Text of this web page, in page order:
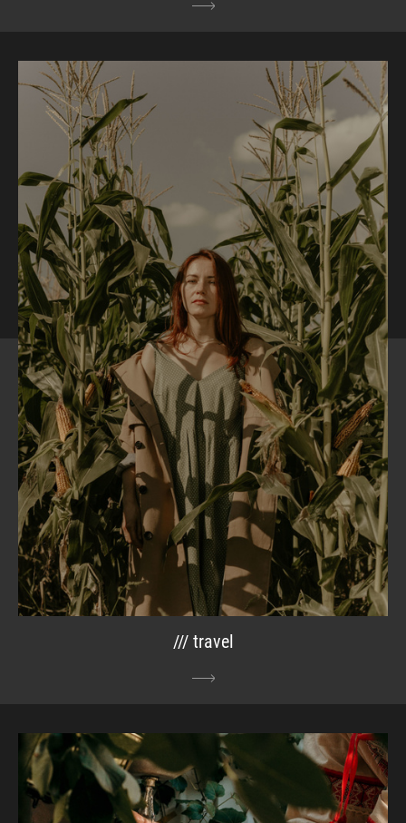
/// travel